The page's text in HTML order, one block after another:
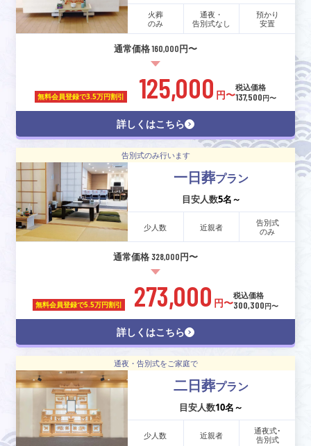
火葬
のみ
通夜・
告別式なし
預かり
安置
通常価格 160,000円〜
無料会員登録で3.5万円割引 125,000 円〜
税込価格
137,500円〜
詳しくはこちら
告別式のみ行います
一日葬プラン
目安人数5名～
少人数 近親者
告別式
のみ
通常価格 328,000円〜
無料会員登録で5.5万円割引 273,000 円〜
税込価格
300,300円〜
詳しくはこちら
通夜・告別式をご家庭で
二日葬プラン
目安人数10名～
少人数 近親者
通夜式･
告別式